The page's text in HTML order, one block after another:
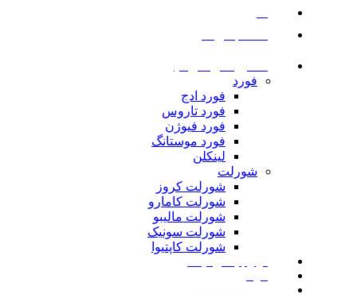
فورد
فورد ادج
فورد تاروس
فورد فیوژن
فورد موستانگ
لینکلن
شورلت
شورلت کروز
شورلت کامارو
شورلت مالیبو
شورلت سونیک
شورلت کاپتیوا